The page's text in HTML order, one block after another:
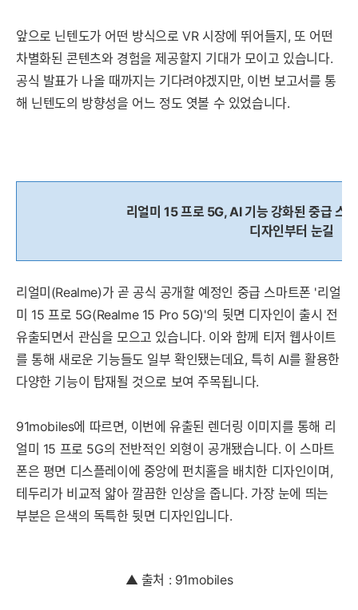
앞으로 닌텐도가 어떤 방식으로 VR 시장에 뛰어들지, 또 어떤
차별화된 콘텐츠와 경험을 제공할지 기대가 모이고 있습니다.
공식 발표가 나올 때까지는 기다려야겠지만, 이번 보고서를 통
해 닌텐도의 방향성을 어느 정도 엿볼 수 있었습니다.
리얼미 15 프로 5G, AI 기능 강화된 중급 스
디자인부터 눈길
리얼미(Realme)가 곧 공식 공개할 예정인 중급 스마트폰 '리얼
미 15 프로 5G(Realme 15 Pro 5G)'의 뒷면 디자인이 출시 전
유출되면서 관심을 모으고 있습니다. 이와 함께 티저 웹사이트
를 통해 새로운 기능들도 일부 확인됐는데요, 특히 AI를 활용한
다양한 기능이 탑재될 것으로 보여 주목됩니다.
91mobiles에 따르면, 이번에 유출된 렌더링 이미지를 통해 리
얼미 15 프로 5G의 전반적인 외형이 공개됐습니다. 이 스마트
폰은 평면 디스플레이에 중앙에 펀치홀을 배치한 디자인이며,
테두리가 비교적 얇아 깔끔한 인상을 줍니다. 가장 눈에 띄는
부분은 은색의 독특한 뒷면 디자인입니다.
▲ 출처 : 91mobiles